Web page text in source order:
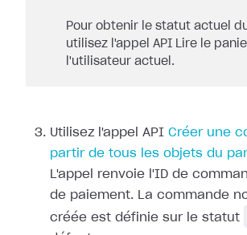
Pour obtenir le statut actuel
utilisez l'appel API Lire le
l'utilisateur actuel.
Utilisez l'appel API Créer une
partir de tous les objets du
L'appel renvoie l'ID de
de paiement. La commande
créée est définie sur le statut